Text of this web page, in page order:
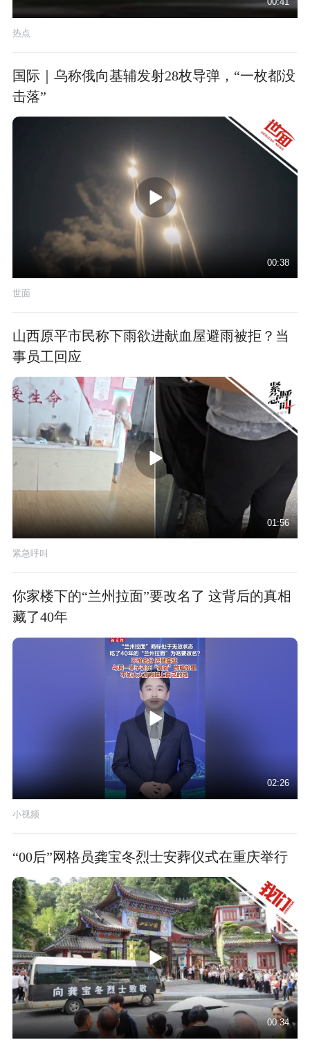
热点
国际｜乌称俄向基辅发射28枚导弹，“一枚都没
击落”
00:38
世面
山西原平市民称下雨欲进献血屋避雨被拒？当
事员工回应
01:56
紧急呼叫
你家楼下的“兰州拉面”要改名了 这背后的真相
藏了40年
02:26
小视频
“00后”网格员龚宝冬烈士安葬仪式在重庆举行
00:34